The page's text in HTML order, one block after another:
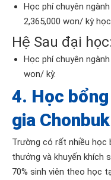
Học phí chuyên
2,365,000 won/ kỳ học.
Hệ Sau đại
Học phí chuyên
won/ kỳ.
4. Học
gia
Trường có rất nhiều học
thưởng và khuyến khích
70% sinh viên theo học